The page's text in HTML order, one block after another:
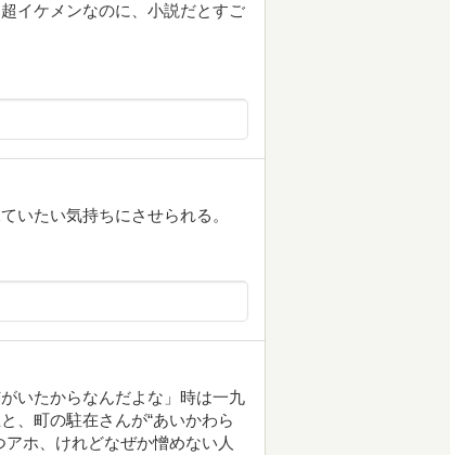
イケメンなのに、小説だとすご
いたい気持ちにさせられる。
いたからなんだよな」時は一九
、町の駐在さんが“あいかわら
ホ、けれどなぜか憎めない人